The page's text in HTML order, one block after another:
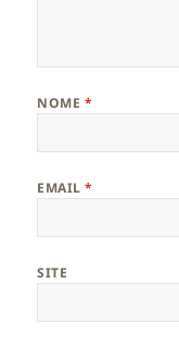
NOME *
EMAIL*
SITE